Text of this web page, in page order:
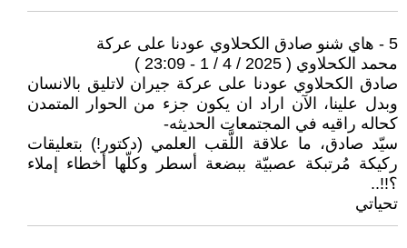
5 - هاي شنو صادق الكحلاوي عودنا على عركة
محمد الكحلاوي ( 2025 / 4 / 1 - 23:09 )
صادق الكحلاوي عودنا على عركة جيران لاتليق بالانسان
وبدل علينا، الآن اراد ان يكون جزء من الحوار المتمدن
كحاله راقيه في المجتمعات الحديثه-
سيّد صادق، ما علاقة اللَّقب العلمي (دكتور!) بتعليقات
ركيكة مُرتبكة عصبيّة ببضعة أسطر وكلّها أخطاء إملاء
؟!!..
تحياتي